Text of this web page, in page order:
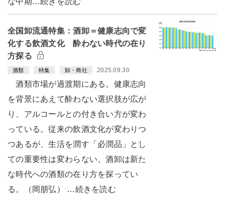
全国卸流通特集：酒卸＝健康志向で変
化する飲酒文化 酔わない時代の在り
方探る
酒類 特集 卸・商社 2025.09.30
酒類市場が過渡期にある。健康志向
を背景にあえて酔わない選択肢が広が
り、アルコールとの付き合い方が変わ
っている。従来の飲酒文化が変わりつ
つあるが、生活を潤す「必潤品」とし
ての重要性は変わらない。酒卸は新た
な時代への酒類の在り方を探ってい
る。（岡朋弘） …続きを読む